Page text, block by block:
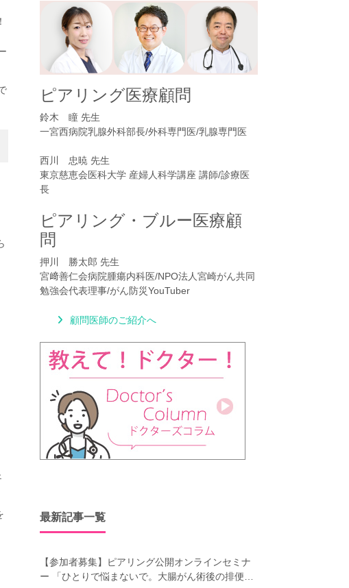
ピアリング医療顧問
鈴木 瞳 先生
一宮西病院乳腺外科部長/外科専門医/乳腺専門医
西川 忠暁 先生
東京慈恵会医科大学 産婦人科学講座 講師/診療医
長
ピアリング・ブルー医療顧
問
押川 勝太郎 先生
宮﨑善仁会病院腫瘍内科医/NPO法人宮崎がん共同
勉強会代表理事/がん防災YouTuber
顧問医師のご紹介へ
最新記事一覧
【参加者募集】ピアリング公開オンラインセミナ
ー 「ひとりで悩まないで。大腸がん術後の排便障